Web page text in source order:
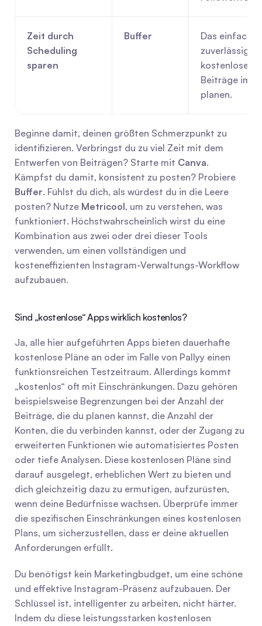
Zeit durch
Scheduling
sparen
Buffer
Das
kostenlose
Beiträge im
planen.
Beginne damit, deinen größten Schmerzpunkt zu
identifizieren. Verbringst du zu viel Zeit mit dem
Entwerfen von Beiträgen? Starte mit Canva.
Buffer. Fühlst du dich, als würdest du in die Leere
posten? Nutze Metricool, um zu verstehen, was
funktioniert. Höchstwahrscheinlich wirst du eine
Kombination aus zwei oder drei dieser Tools
verwenden, um einen vollständigen und
kosteneffizienten Instagram-Verwaltungs-Workflow
aufzubauen.
Sind „kostenlose“ Apps wirklich kostenlos?
Ja, alle hier aufgeführten Apps bieten dauerhafte
kostenlose Pläne an oder im Falle von Pallyy einen
funktionsreichen Testzeitraum. Allerdings kommt
„kostenlos“ oft mit Einschränkungen. Dazu gehören
beispielsweise Begrenzungen bei der Anzahl der
Beiträge, die du planen kannst, die Anzahl der
Konten, die du verbinden kannst, oder der Zugang zu
erweiterten Funktionen wie automatisiertes Posten
oder tiefe Analysen. Diese kostenlosen Pläne sind
darauf ausgelegt, erheblichen Wert zu bieten und
dich gleichzeitig dazu zu ermutigen, aufzurüsten,
wenn deine Bedürfnisse wachsen. Überprüfe immer
die spezifischen Einschränkungen eines kostenlosen
Plans, um sicherzustellen, dass er deine aktuellen
Anforderungen erfüllt.
Du benötigst kein Marketingbudget, um eine schöne
und effektive Instagram-Präsenz aufzubauen. Der
Schlüssel ist, intelligenter zu arbeiten, nicht härter.
Indem du diese leistungsstarken kostenlosen